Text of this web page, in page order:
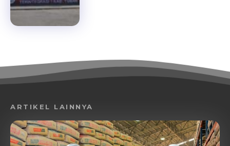
ARTIKEL LAINNYA